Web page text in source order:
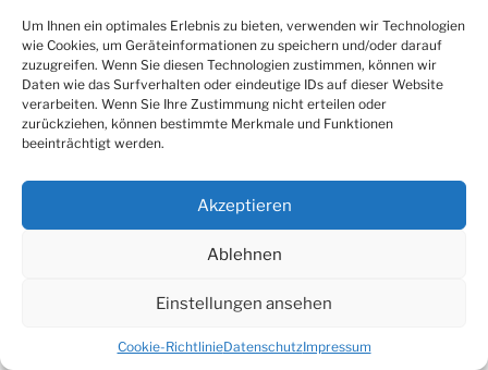
Um Ihnen ein optimales Erlebnis zu bieten, verwenden wir Technologien
wie Cookies, um Geräteinformationen zu speichern und/oder darauf
zuzugreifen. Wenn Sie diesen Technologien zustimmen, können wir
Daten wie das Surfverhalten oder eindeutige IDs auf dieser Website
verarbeiten. Wenn Sie Ihre Zustimmung nicht erteilen oder
zurückziehen, können bestimmte Merkmale und Funktionen
beeinträchtigt werden.
Akzeptieren
Ablehnen
Einstellungen ansehen
Cookie-RichtlinieDatenschutzImpressum